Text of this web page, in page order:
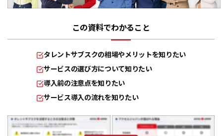
この資料でわかること
タレントサブスクの相場やメリットを知りたい
サービスの選び方について知りたい
導入前の注意点を知りたい
サービス導入の流れを知りたい